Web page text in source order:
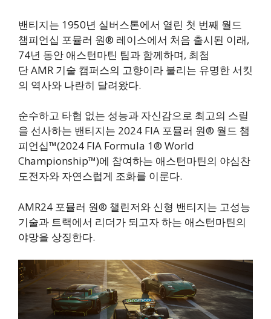
밴티지는 1950년 실버스톤에서 열린 첫 번째 월드
챔피언십 포뮬러 원® 레이스에서 처음 출시된 이래,
74년 동안 애스턴마틴 팀과 함께하며, 최첨
단 AMR 기술 캠퍼스의 고향이라 불리는 유명한 서킷
의 역사와 나란히 달려왔다.
순수하고 타협 없는 성능과 자신감으로 최고의 스릴
을 선사하는 밴티지는 2024 FIA 포뮬러 원® 월드 챔
피언십™(2024 FIA Formula 1® World
Championship™)에 참여하는 애스턴마틴의 야심찬
도전자와 자연스럽게 조화를 이룬다.
AMR24 포뮬러 원® 챌린저와 신형 밴티지는 고성능
기술과 트랙에서 리더가 되고자 하는 애스턴마틴의
야망을 상징한다.